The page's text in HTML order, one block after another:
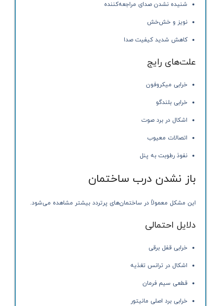
شنیده نشدن صدای مراجعه‌کننده
نویز و خش‌خش
کاهش شدید کیفیت صدا
علت‌های رایج
خرابی میکروفون
خرابی بلندگو
اشکال در برد صوت
اتصالات معیوب
نفوذ رطوبت به پنل
باز نشدن درب ساختمان
این مشکل معمولاً در ساختمان‌های پرتردد بیشتر مشاهده می‌شود.
دلایل احتمالی
خرابی قفل برقی
اشکال در ترانس تغذیه
قطعی سیم فرمان
خرابی برد اصلی مانیتور